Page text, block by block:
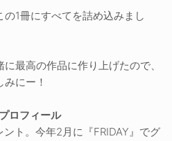
1冊にすべてを詰め込みまし
最高の作品に作り上げたので、
にー！
ロフィール
ト。今年2月に『FRIDAY』でグ